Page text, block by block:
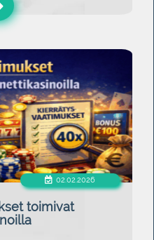
02.02.2026
toimivat